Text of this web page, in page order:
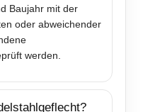
Baujahr mit der
oder abweichender
werden.